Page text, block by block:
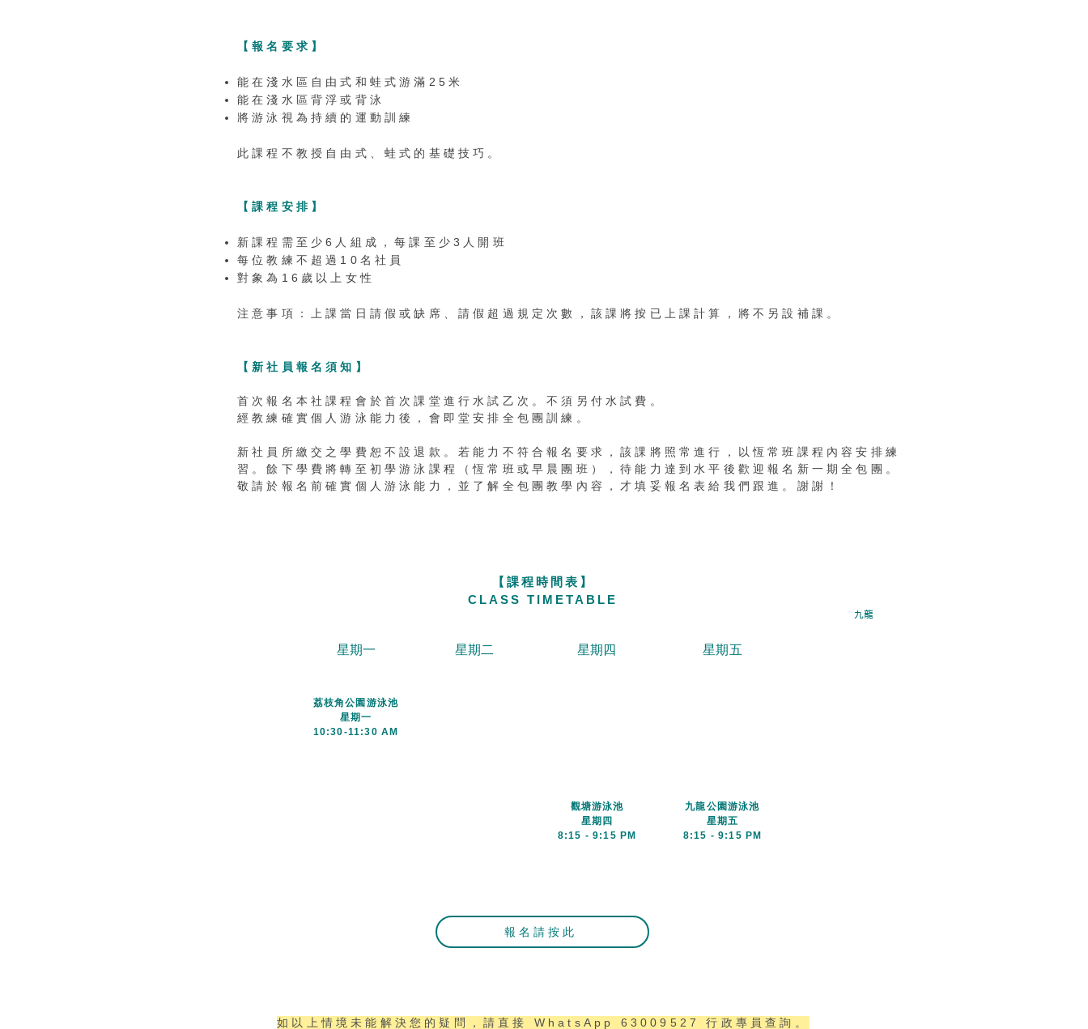
【報名要求】
能在淺水區自由式和蛙式游滿25米
能在淺水區背浮或背泳
將游泳視為持續的運動訓練​​
此課程不教授自由式、蛙式的基礎技巧。
【課程安排】
新課程需至少6人組成，每課至少3人開班
每位教練不超過10名社員
對象為16歲以上女性
注意事項：上課當日請假或缺席、請假超過規定次數，該課將按已上課計算，將不另設補課。
【新社員報名須知】
首次報名本社課程會於首次課堂進行水試乙次。不須另付水試費。
經教練確實個人游泳能力後，會即堂安排全包團訓練。​
新社員所繳交之學費恕不設退款。 若能力不符合報名要求，該課將照常進行，以恆常班課程內容安排練
習。餘下學費將轉至初學游泳課程（恆常班或早晨團班），待能力達到水平後歡迎報名新一期全包團。
​敬請於報名前確實個人游泳能力，並了解全包團教學內容，才填妥報名表給我們跟進。謝謝！
【課程時間表】
CLASS TIMETABLE
九龍
星期一 星期二 星期四 星期五
荔枝角公園游泳池​
星期一
10:30-11:30 AM
觀塘游泳池​
星期四
8:15 - 9:15 PM
九龍公園游泳池​
星期五
8:15 - 9:15 PM
報名請按此
如以上情境未能解決您的疑問，請直接 WhatsApp 63009527 行政專員查詢。